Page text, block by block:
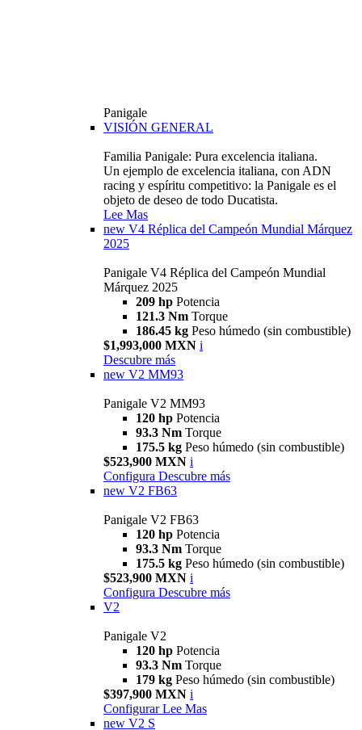
Panigale
VISIÓN GENERAL
Familia Panigale: Pura excelencia italiana.
Un ejemplo de excelencia italiana, con ADN
racing y espíritu competitivo: la Panigale es el
objeto de deseo de todo Ducatista.
Lee Mas
new V4 Réplica del Campeón Mundial Márquez
2025
Panigale V4 Réplica del Campeón Mundial
Márquez 2025
209 hp Potencia
121.3 Nm Torque
186.45 kg Peso húmedo (sin combustible)
$1,993,000 MXN i
Descubre más
new V2 MM93
Panigale V2 MM93
120 hp Potencia
93.3 Nm Torque
175.5 kg Peso húmedo (sin combustible)
$523,900 MXN i
Configura Descubre más
new V2 FB63
Panigale V2 FB63
120 hp Potencia
93.3 Nm Torque
175.5 kg Peso húmedo (sin combustible)
$523,900 MXN i
Configura Descubre más
V2
Panigale V2
120 hp Potencia
93.3 Nm Torque
179 kg Peso húmedo (sin combustible)
$397,900 MXN i
Configurar Lee Mas
new V2 S